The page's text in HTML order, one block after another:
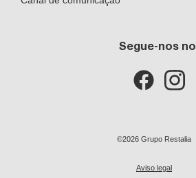
Segue-nos no
©2026 Grupo Restalia
Aviso legal